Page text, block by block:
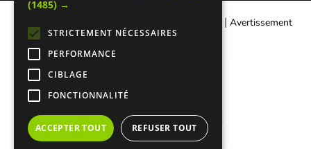
| Avertissement
Légal
(1485) →
STRICTEMENT NÉCESSAIRES
PERFORMANCE
CIBLAGE
FONCTIONNALITÉ
ACCEPTER TOUT REFUSER TOUT